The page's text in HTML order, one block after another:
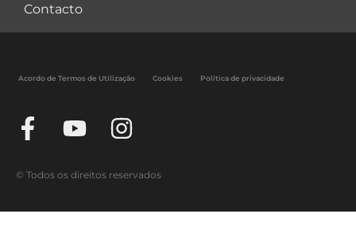
Contacto
Acordo de Termos de Utilização Cookies Política de privacidade
© Todos os direitos reservados